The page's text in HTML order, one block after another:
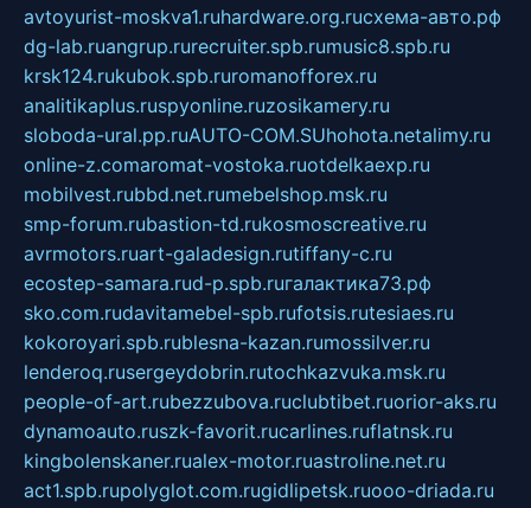
avtoyurist-moskva1.ruhardware.org.ruсхема-авто.рф
dg-lab.ruangrup.rurecruiter.spb.rumusic8.spb.ru
krsk124.rukubok.spb.ruromanofforex.ru
analitikaplus.ruspyonline.ruzosikamery.ru
sloboda-ural.pp.ruAUTO-COM.SUhohota.netalimy.ru
online-z.comaromat-vostoka.ruotdelkaexp.ru
mobilvest.rubbd.net.rumebelshop.msk.ru
smp-forum.rubastion-td.rukosmoscreative.ru
avrmotors.ruart-galadesign.rutiffany-c.ru
ecostep-samara.rud-p.spb.ruгалактика73.рф
sko.com.rudavitamebel-spb.rufotsis.rutesiaes.ru
kokoroyari.spb.rublesna-kazan.rumossilver.ru
lenderoq.rusergeydobrin.rutochkazvuka.msk.ru
people-of-art.rubezzubova.ruclubtibet.ruorior-aks.ru
dynamoauto.ruszk-favorit.rucarlines.ruflatnsk.ru
kingbolenskaner.rualex-motor.ruastroline.net.ru
act1.spb.rupolyglot.com.rugidlipetsk.ruooo-driada.ru